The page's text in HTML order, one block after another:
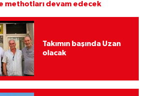
methotları devam edecek
Takımın başında Uzan
olacak